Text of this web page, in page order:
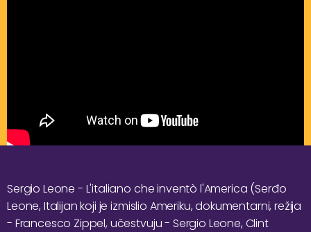
Sergio Leone - L'italiano che inventò l'America (Serđo
Leone, Italijan koji je izmislio Ameriku, dokumentarni, režija
- Francesco Zippel, učestvuju - Sergio Leone, Clint